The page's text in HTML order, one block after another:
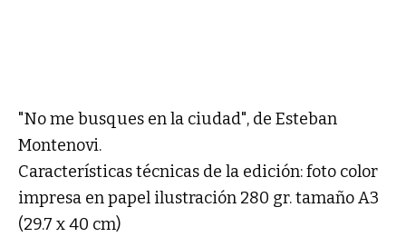
"No me busques en la ciudad", de Esteban
Montenovi.
Características técnicas de la edición: foto color
impresa en papel ilustración 280 gr. tamaño A3
(29.7 x 40 cm)